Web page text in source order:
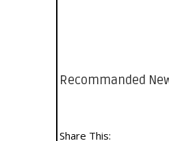
Recommanded
Share This: